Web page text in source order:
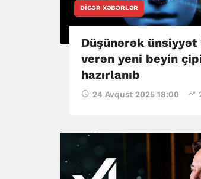
DIGƏR XƏBƏRLƏR
Düşünərək ünsiyyət
verən yeni beyin
hazırlanıb
24 Avqust 2025 18:00